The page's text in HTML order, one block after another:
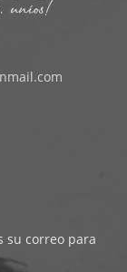
su correo para